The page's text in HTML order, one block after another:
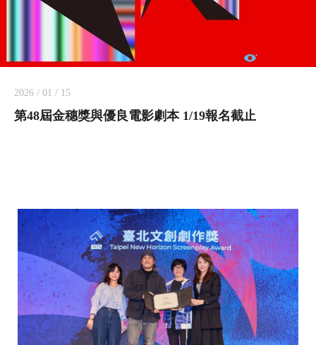
2026 / 01 / 15
第48屆金穗獎與優良電影劇本 1/19報名截止